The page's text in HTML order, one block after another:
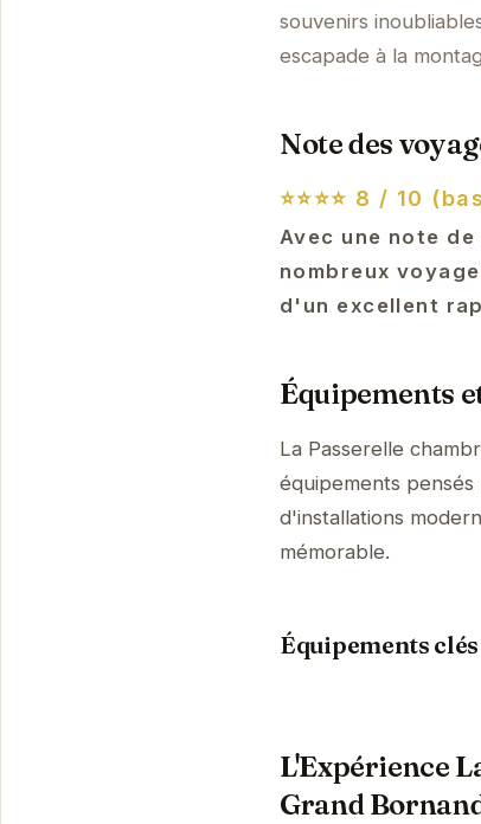
souvenirs
escapade à la
Note des
⭐⭐⭐⭐ 8 / 10
Avec une note
nombreux
d'un excellent
Équipements
La Passerelle
équipements
d'installations
mémorable.
Équipements clés
L'Expérience
Grand